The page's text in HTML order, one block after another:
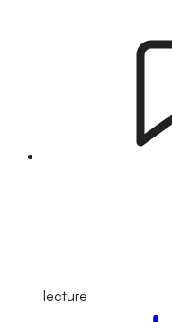
lecture